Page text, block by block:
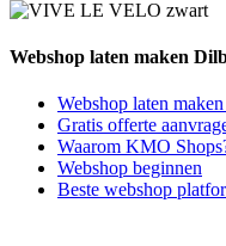
Webshop laten maken
Webshop laten
Gratis offerte
Waarom KMO
Webshop beginnen
Beste webshop